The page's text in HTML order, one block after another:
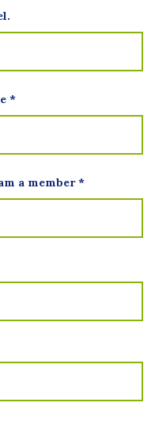
*
a member*